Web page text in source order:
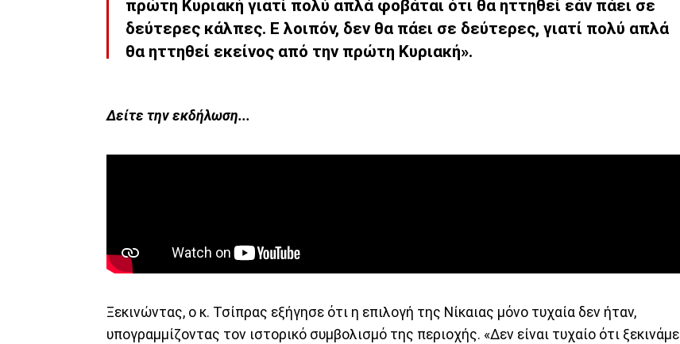
πρώτη Κυριακή γιατί πολύ απλά φοβάται ότι θα ηττηθεί εάν πάει σε
δεύτερες κάλπες. Ε λοιπόν, δεν θα πάει σε δεύτερες, γιατί πολύ απλά
θα ηττηθεί εκείνος από την πρώτη Κυριακή».
Δείτε την εκδήλωση...
Ξεκινώντας, ο κ. Τσίπρας εξήγησε ότι η επιλογή της Νίκαιας μόνο τυχαία δεν ήταν,
υπογραμμίζοντας τον ιστορικό συμβολισμό της περιοχής. «Δεν είναι τυχαίο ότι ξεκινάμε